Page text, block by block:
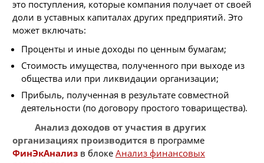
это поступления, которые компания получает от своей
доли в уставных капиталах других предприятий. Это
может включать:
Проценты и иные доходы по ценным бумагам;
Стоимость имущества, полученного при выходе из
общества или при ликвидации организации;
Прибыль, полученная в результате совместной
деятельности (по договору простого товарищества).
Анализ доходов от участия в других
организациях производится в программе
ФинЭкАнализ в блоке Анализ финансовых